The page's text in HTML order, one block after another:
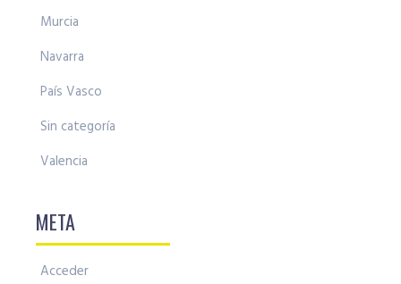
Murcia
Navarra
País Vasco
Sin categoría
Valencia
META
Acceder